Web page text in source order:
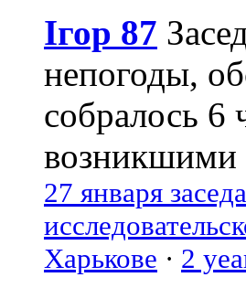
Ігор 87
непогоды,
собралось 6
возникшими
27 января
Харькове · 2